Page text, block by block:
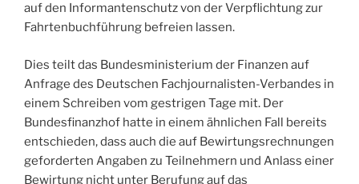
auf den Informantenschutz von der Verpflichtung zur
Fahrtenbuchführung befreien lassen.
Dies teilt das Bundesministerium der Finanzen auf
Anfrage des Deutschen Fachjournalisten-Verbandes in
einem Schreiben vom gestrigen Tage mit. Der
Bundesfinanzhof hatte in einem ähnlichen Fall bereits
entschieden, dass auch die auf Bewirtungsrechnungen
geforderten Angaben zu Teilnehmern und Anlass einer
Bewirtung nicht unter Berufung auf das